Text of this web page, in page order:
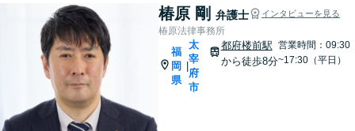
椿原 剛 弁護士 インタビューを見る
椿原法律事務所
福
岡
県
太
宰
府
市
都府楼前駅
から徒歩8分
営業時間：09:30
~17:30（平日）